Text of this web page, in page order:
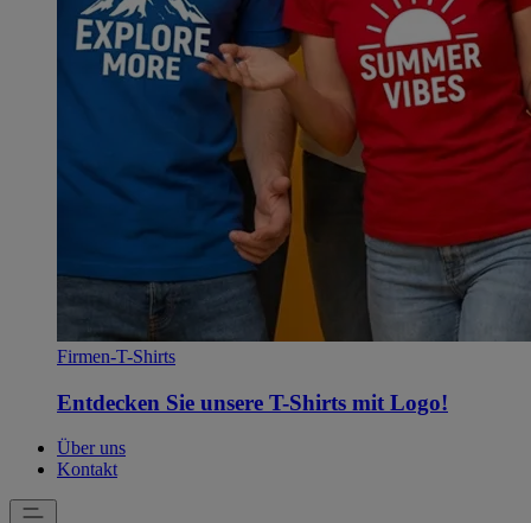
Firmen-T-Shirts
Entdecken Sie unsere T-Shirts mit Logo!
Über uns
Kontakt